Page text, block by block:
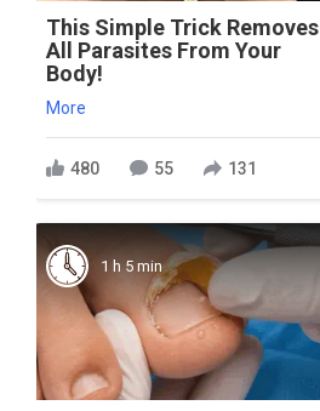
This Simple Trick Removes
All Parasites From Your
Body!
More
480 55 131
1 h 5 min